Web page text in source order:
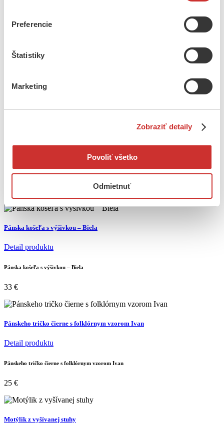
Preferencie
Štatistiky
Marketing
Zobraziť detaily
Povoliť všetko
Odmietnuť
Vyšívaná kravata s ľudovým motívom – strojová výšivka.
Kravata je vhodná na plesy, oslavy a iné slávnostné udalosti .
Ak by ste mali záujem vyšiť vzor na kravate v inej farbe ako v
červenej, vopred nás kontaktujte e-mailom.
Podobné produkty
Pánska košeľa s výšivkou – Biela
Detail produktu
Pánska košeľa s výšivkou – Biela
33 €
Pánskeho tričko čierne s folklórnym vzorom Ivan
Detail produktu
Pánskeho tričko čierne s folklórnym vzorom Ivan
25 €
Motýlik z vyšívanej stuhy